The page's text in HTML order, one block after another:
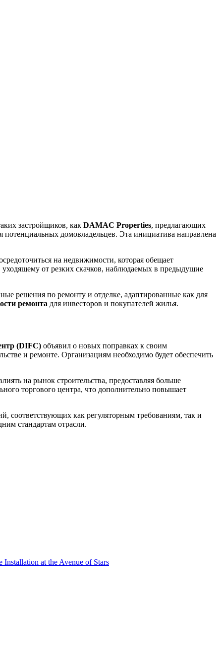
застройщиков, как DAMAC Properties, предлагающих
домовладельцев. Эта инициатива направлена
на недвижимости, которая обещает
от резких скачков, наблюдаемых в предыдущие
решения по ремонту и отделке, адаптированные как для
ремонта для инвесторов и покупателей жилья.
(DIFC) объявил о новых поправках к своим
и ремонте. Организациям необходимо будет обеспечить
на рынок строительства, предоставляя больше
торгового центра, что дополнительно повышает
соответствующих как регуляторным требованиям, так и
стандартам отрасли.
at the Avenue of Stars